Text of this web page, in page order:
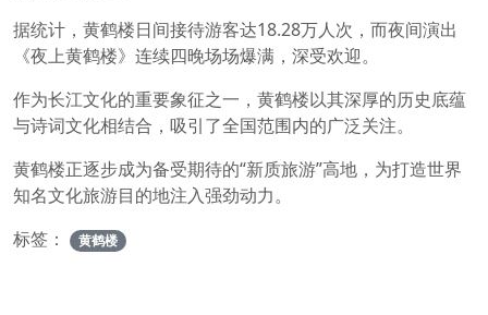
据统计，黄鹤楼日间接待游客达18.28万人次，而夜间演出
《夜上黄鹤楼》连续四晚场场爆满，深受欢迎。
作为长江文化的重要象征之一，黄鹤楼以其深厚的历史底蕴
与诗词文化相结合，吸引了全国范围内的广泛关注。
黄鹤楼正逐步成为备受期待的“新质旅游”高地，为打造世界
知名文化旅游目的地注入强劲动力。
标签：
黄鹤楼